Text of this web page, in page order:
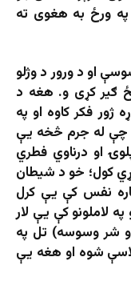
ورځ به هغوی ته
او د ورور د وژلو
ګیر کړی و. هغه د
ژور فکر کاوه او په
چې له جرم څخه یې
او درناوي فطري
کول؛ خو د شیطان
نفس کې يې کرل
لاملونو کې یې لار
او شر وسوسه) تل په
شوه او هغه یې